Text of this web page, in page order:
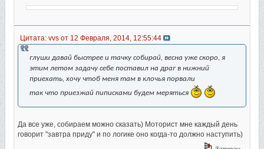
Цитата: vvs от 12 Февраля, 2014, 12:55:44
глуши давай быстрее и тачку собирай, весна уже скоро, я
этим летом задачу себе поставил на драг в нижний
приехать, хочу чтоб меня там в клочья порвали
так что приезжай пиписками будем меряться
Да все уже, собираем можно сказать) Моторист мне каждый день
говорит "завтра приду" и по логике оно когда-то должно наступить)